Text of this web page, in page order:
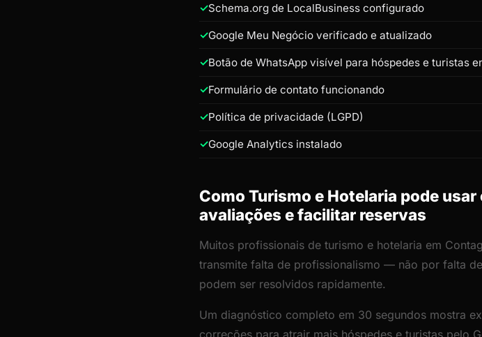
Schema.org de LocalBusiness configurado
Google Meu Negócio verificado e atualizado
Botão de WhatsApp visível para hóspedes e turistas
Formulário de contato funcionando
Política de privacidade (LGPD)
Google Analytics instalado
Como Turismo e Hotelaria pode
avaliações e facilitar reservas
Muitos profissionais de turismo e hotelaria em
transmite falta de profissionalismo — não por falta
podem ser resolvidos rapidamente.
Um diagnóstico completo em 30 segundos mostra